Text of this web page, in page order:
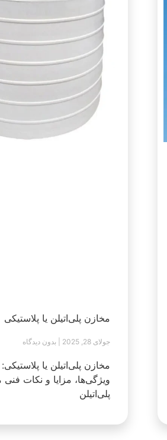
مخازن پلی‌اتیلن یا پلاستیکی
جولای 28, 2025 بدون دیدگاه
مخازن پلی‌اتیلن یا پلاستیکی:
ویژگی‌ها، مزایا و نکات
پلی‌اتیلن